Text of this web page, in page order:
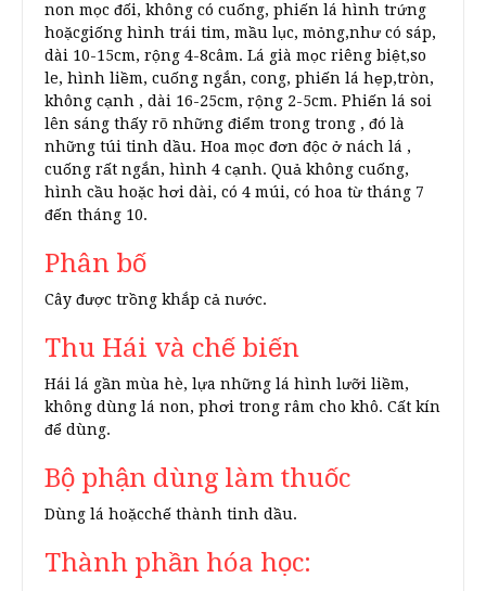
non mọc đối, không có cuống, phiến lá hình trứng
hoặcgiống hình trái tim, mầu lục, mỏng,như có sáp,
dài 10-15cm, rộng 4-8câm. Lá già mọc riêng biệt,so
le, hình liềm, cuống ngắn, cong, phiến lá hẹp,tròn,
không cạnh , dài 16-25cm, rộng 2-5cm. Phiến lá soi
lên sáng thấy rõ những điểm trong trong , đó là
những túi tinh dầu. Hoa mọc đơn độc ở nách lá ,
cuống rất ngắn, hình 4 cạnh. Quả không cuống,
hình cầu hoặc hơi dài, có 4 múi, có hoa từ tháng 7
đến tháng 10.
Phân bố
Cây được trồng khắp cả nước.
Thu Hái và chế biến
Hái lá gần mùa hè, lựa những lá hình lưỡi liềm,
không dùng lá non, phơi trong râm cho khô. Cất kín
để dùng.
Bộ phận dùng làm thuốc
Dùng lá hoặcchế thành tinh dầu.
Thành phần hóa học: